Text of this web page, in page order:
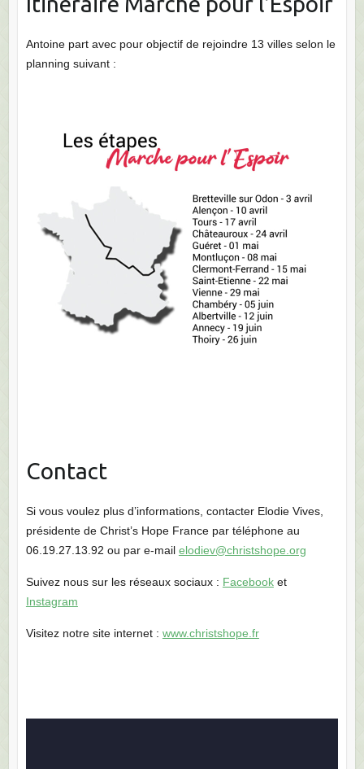
Antoine part avec pour objectif de rejoindre 13 villes selon le
planning suivant :
Contact
Si vous voulez plus d’informations, contacter Elodie Vives,
présidente de Christ’s Hope France par téléphone au
06.19.27.13.92 ou par e-mail elodiev@christshope.org
Suivez nous sur les réseaux sociaux : Facebooket
Instagram
Visitez notre site internet : www.christshope.fr